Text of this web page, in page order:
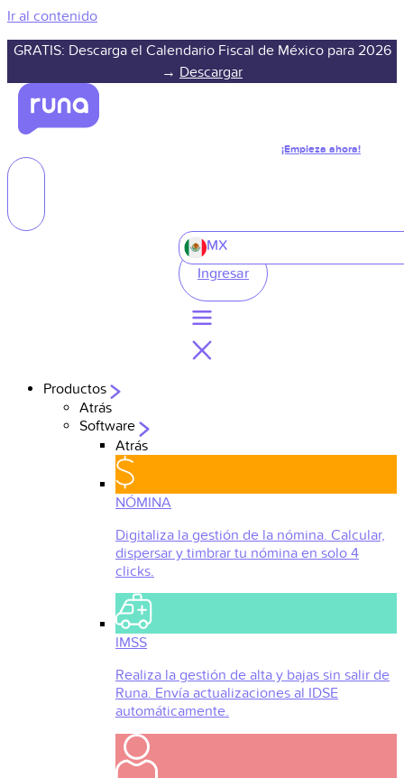
Ir al contenido
GRATIS: Descarga el Calendario Fiscal de México para 2026
→ Descargar
¡Empieza ahora!
MX
Ingresar
Productos
Atrás
Software
Atrás
NÓMINA
Digitaliza la gestión de la nómina. Calcular,
dispersar y timbrar tu nómina en solo 4
clicks.
IMSS
Realiza la gestión de alta y bajas sin salir de
Runa. Envía actualizaciones al IDSE
automáticamente.